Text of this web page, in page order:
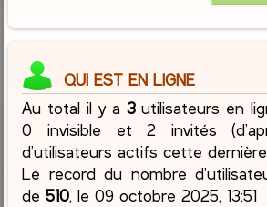
QUI EST EN LIGNE
Au total il y a 3utilisateurs en
0 invisible et 2 invités
d’utilisateurs actifs cette
Le record du nombre
de510, le 09 octobre 2025, 13:51